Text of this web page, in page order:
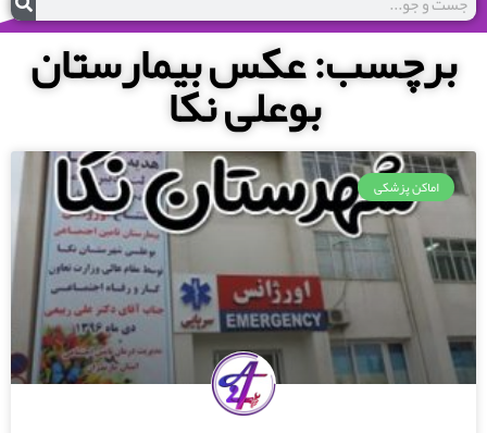
برچسب: عکس بیمارستان
بوعلی نکا
اماکن پزشکی